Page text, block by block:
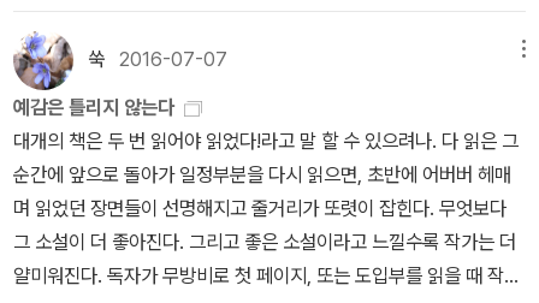
사이에서도 그는 선망의 대상이며 학교 선생들도 그가 영민한 학
생'이라는 사실을 인정한다. 그는 조 헌트 선생과 ' 오고가는말풍선
' 게임에서도 절대 밀리지 않는 말빨'을 보여준다. 될 놈은 어릴 때부
터 눈에 뜨이는 법. 그는 고교를 졸업하고 캐임브리지 대학에서 장학
금을 받고 다닌다. 여기서 주인공 에이드리언 핀'을 오이디푸스라고
가정하자. 만약에 당신이 왜, 라고 되묻는다면 이렇게 대답하겠다 . '
이 글은 에이드리언이 오이디푸스라는 가정 하에서 전개되는 글이오
! ' 희랍어로 Oida가 ' 알다 ' 라는 뜻이니, 오이디푸스는 ' 퉁퉁 부은
발 ' 이라는 뜻도 있지만 ' 많이 아는 사람 ' 이라는 뜻도 있다는 사실을
용을 텅 빈 공백으로 만들어 버림으로써 앤서니의 모든 노력이 텅 빈
수포로 돌아가 버렸음을 더욱 강조하는데 결국 이를 통해서 더 분명
히 알게되는 건 그 모든 진실 추구의 노력이 좌절될 만큼 삶은 모호성
으로 가득차있다는 사실이다. 물론 독자인 우리는 그가 놓쳐버린 진
실이 어떤 것인지 가늠할 수는 있다. 하지만 그것이 과연 진실인지에
대한 보증은 사실상 소설 그 어디에도 없다. 그러므로 가능한 것은 그
저 막연한 추정 뿐인데 이것은 또한 '내 말 좀 들어 봐'에서 세 인물이
보여줬던 모습과 그대로 판박이가 아닌가! 그러므로 반스는 우리가
알았다는 것 또한 단순한 오해일 수 있으며 우리의 시도 역시 앤서니
불리 한걸음 내딛었다가 넘어지고 혼날까봐 그 자리에 있었던 건 아
닐까. 여동생의 조그만 실수에도 심하게 다그치는 내 모습이 떠올랐
다. 혹시 내가 동생에게 틀려도 괜찮다고 말해줬다면, 우리가 서로의
실수에 조금만 더 관대했다면 달라졌을까. 혹시 배의 선장과 선원들
도 제대로 된 안전 교육 한번 받아보지 못했던 것은 아닐까. 해경들도
평소 구조 훈련을 소홀히 했던 것은 아닐까. 비행기를 타면 안전 방송
은 아예 듣지도 않고, 화재 훈련 때마다 투덜거리는 내 모습이 떠올랐
다. 혹시 세월호가 무리한 출항을 감행하고 과속까지 하게된건. 매일
같이 '빨리빨리' 정신없이 살아가는 나같은 사람들 때문은 아닐까. 모
발점이었다. 제대로 이해하고 있는지는 몰라도 불완전성 원리는 이런
느낌이다. 어떤 체계 안에는 그 체계를 유지하는 기본 전제(공리)가
있는데, 그 전제는 체계 안의 논리로는 참인지 거짓인지 증명할 수 없
다는 것. 이 소설을 빗대 말한다면 소설의 화자인 토니가 소설의 결론
에 이르러 진실을 드러내지만 그게 진실인지 거짓인지 여부는 이 소
설 안에서는 밝혀질 수 없다는 말이다. 그럼에도 불구하고, 괴델의 불
완전성 원리가 던져주는 빛은.. 그러한 한계 속에서도 수학과 논리를
펼쳐 나갈 수 있다는 것이다. 그건 이중의 의미를 지닌다. 한 사람의
러운 죽음이라는 사실'(235)을 늘 마음속에 그리며 살게 했던 것 같
다. <올드보이>를 떠올릴 수 있는 부분이 있다. <올드보이>에서 최
민식은 자기의 말이 가져올 결과에 대해 무책임했던 반면 맥스에게는
평생 떨쳐버리지 못한 그림자로 늘러붙어 있다. 드러나진 않았지만
숨겨진 맥락속에 읽히는 것은 그렇다. 최민식은 본것을 전했고, 맥스
는 들리는 말한마디를 전했다. 바다로 바다로 헤엄쳐 가는거야, 더 깊
은 곳, 더 깊은 곳으로. 어린 시절에 구경하듯 목격한 두 아이가 헤엄
쳐 사라져간 장면과 아내 애나의 암투병, 결국 병원 침상에서 마감하
는 삶.맥스는 아내의 마지막을 목격하지 못한다. 그 시각 바다에 있었
쑥 2016-07-07
예감은 틀리지 않는다
대개의 책은 두 번 읽어야 읽었다!라고 말 할 수 있으려나. 다 읽은 그
순간에 앞으로 돌아가 일정부분을 다시 읽으면, 초반에 어버버 헤매
며 읽었던 장면들이 선명해지고 줄거리가 또렷이 잡힌다. 무엇보다
그 소설이 더 좋아진다. 그리고 좋은 소설이라고 느낄수록 작가는 더
얄미워진다. 독자가 무방비로 첫 페이지, 또는 도입부를 읽을 때 작가